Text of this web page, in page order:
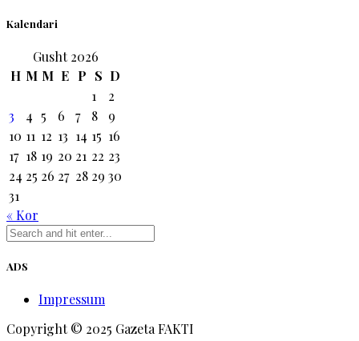
Kalendari
Gusht 2026
H M M E P S D
1
2
3
4 5 6 7 8
9
10 11 12 13 14 15 16
17 18 19 20 21 22 23
24 25 26 27 28 29 30
31
« Kor
ADS
Impressum
Copyright © 2025 Gazeta FAKTI